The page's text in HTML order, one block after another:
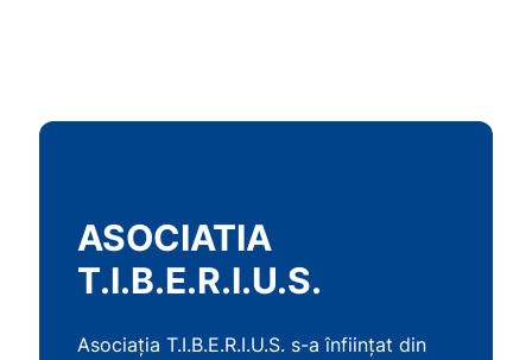
ASOCIATIA
T.I.B.E.R.I.U.S.
Asociația T.I.B.E.R.I.U.S. s-a înființat din